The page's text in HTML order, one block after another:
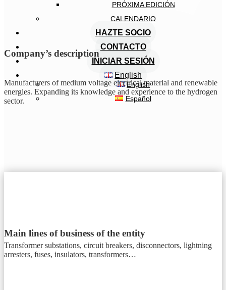
PRÓXIMA EDICIÓN
CALENDARIO
HAZTE SOCIO
CONTACTO
INICIAR SESIÓN
English
English
Español
Company’s description
Manufacturers of medium voltage electrical material and renewable
energies. Expanding its knowledge and experience to the hydrogen
sector.
Main lines of business of the entity
Transformer substations, circuit breakers, disconnectors, lightning
arresters, fuses, insulators, transformers…